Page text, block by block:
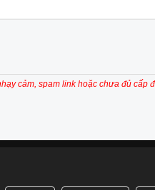
cảm, spam link hoặc chưa đủ cấp